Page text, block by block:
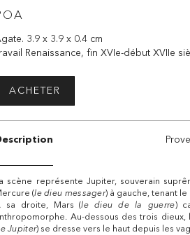
3.9 x 3.9 x 0.4 cm
Renaissance, fin XVIe-début XVIIe
ACHETER
scène représente Jupiter, souverain
(le dieu messager) à gauche, tenant
sa droite, Mars (le dieu de la guerre)
Au-dessous des trois
Jupiter) se dresse vers le haut depuis les